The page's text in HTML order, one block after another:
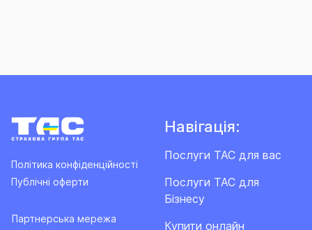
Політика конфіденційності
Публічні оферти
Партнерська мережа
Навігація:
Послуги ТАС для вас
Послуги ТАС для
Бізнесу
Купити онлайн